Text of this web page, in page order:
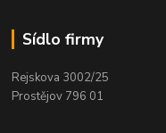
Sídlo firmy
Rejskova 3002/25
Prostějov 796 01